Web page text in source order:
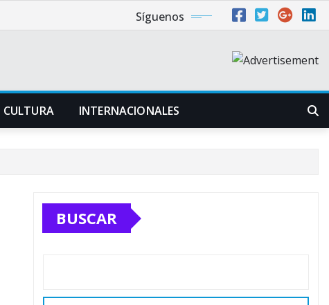
Síguenos
CULTURA INTERNACIONALES
BUSCAR